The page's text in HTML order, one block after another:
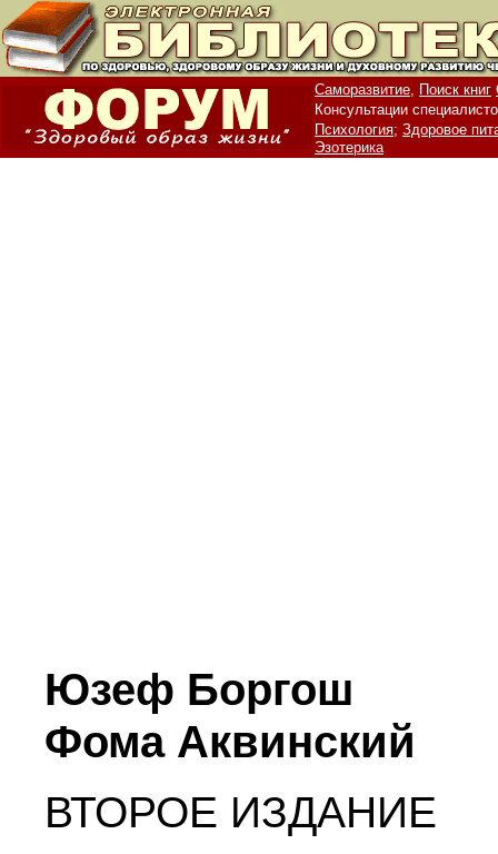
Саморазвитие, Поиск книг
Консультации
Психология; Здоровое
Эзотерика
Юзеф Боргош
Фома Аквинский
ВТОРОЕ ИЗДАНИЕ